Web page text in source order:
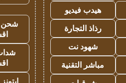
هيدب فيديو
رذاذ التجارة
شهود نت
مباشر التقنية
شحن